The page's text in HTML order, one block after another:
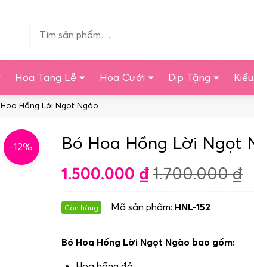
Tìm…
Hoa Tang Lễ Hoa Cưới Dịp Tặng
Hồng Lời Ngọt Ngào
-12% Bó Hoa Hồng Lời Ngọt
1.500.000 ₫ 1.700.000₫
Còn hàng Mã sản phẩm: HNL-152
Bó Hoa Hồng Lời Ngọt Ngào bao gồm: